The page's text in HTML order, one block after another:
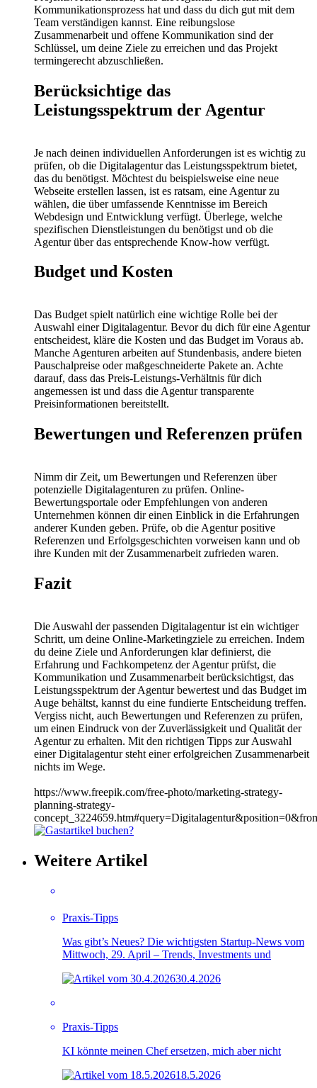
Kommunikationsprozess hat und dass du dich gut mit dem
Team verständigen kannst. Eine reibungslose
Zusammenarbeit und offene Kommunikation sind der
Schlüssel, um deine Ziele zu erreichen und das Projekt
termingerecht abzuschließen.
Berücksichtige das
Leistungsspektrum der Agentur
Je nach deinen individuellen Anforderungen ist es wichtig zu
prüfen, ob die Digitalagentur das Leistungsspektrum bietet,
das du benötigst. Möchtest du beispielsweise eine neue
Webseite erstellen lassen, ist es ratsam, eine Agentur zu
wählen, die über umfassende Kenntnisse im Bereich
Webdesign und Entwicklung verfügt. Überlege, welche
spezifischen Dienstleistungen du benötigst und ob die
Agentur über das entsprechende Know-how verfügt.
Budget und Kosten
Das Budget spielt natürlich eine wichtige Rolle bei der
Auswahl einer Digitalagentur. Bevor du dich für eine Agentur
entscheidest, kläre die Kosten und das Budget im Voraus ab.
Manche Agenturen arbeiten auf Stundenbasis, andere bieten
Pauschalpreise oder maßgeschneiderte Pakete an. Achte
darauf, dass das Preis-Leistungs-Verhältnis für dich
angemessen ist und dass die Agentur transparente
Preisinformationen bereitstellt.
Bewertungen und Referenzen prüfen
Nimm dir Zeit, um Bewertungen und Referenzen über
potenzielle Digitalagenturen zu prüfen. Online-
Bewertungsportale oder Empfehlungen von anderen
Unternehmen können dir einen Einblick in die Erfahrungen
anderer Kunden geben. Prüfe, ob die Agentur positive
Referenzen und Erfolgsgeschichten vorweisen kann und ob
ihre Kunden mit der Zusammenarbeit zufrieden waren.
Fazit
Die Auswahl der passenden Digitalagentur ist ein wichtiger
Schritt, um deine Online-Marketingziele zu erreichen. Indem
du deine Ziele und Anforderungen klar definierst, die
Erfahrung und Fachkompetenz der Agentur prüfst, die
Kommunikation und Zusammenarbeit berücksichtigst, das
Leistungsspektrum der Agentur bewertest und das Budget im
Auge behältst, kannst du eine fundierte Entscheidung treffen.
Vergiss nicht, auch Bewertungen und Referenzen zu prüfen,
um einen Eindruck von der Zuverlässigkeit und Qualität der
Agentur zu erhalten. Mit den richtigen Tipps zur Auswahl
einer Digitalagentur steht einer erfolgreichen Zusammenarbeit
nichts im Wege.
https://www.freepik.com/free-photo/marketing-strategy-
planning-strategy-
Weitere Artikel
Praxis-Tipps
Was gibt’s Neues? Die wichtigsten Startup-News vom
Mittwoch, 29. April – Trends, Investments und
30.4.2026
Praxis-Tipps
KI könnte meinen Chef ersetzen, mich aber nicht
18.5.2026